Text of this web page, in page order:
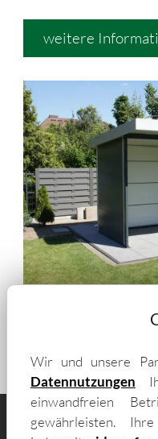
weitere
Wir und unsere
Datennutzungen
einwandfreien
gewährleisten.